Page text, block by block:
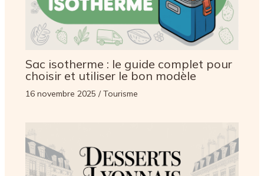
Sac isotherme : le guide complet pour
choisir et utiliser le bon modèle
16 novembre 2025 /Tourisme